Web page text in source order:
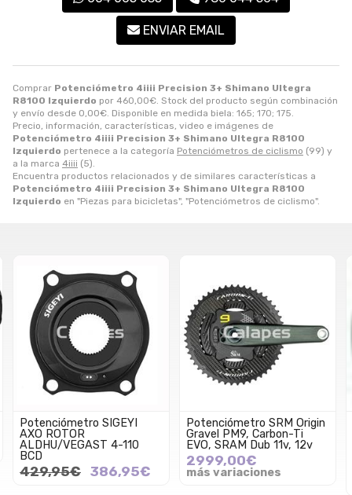
Comprar Potenciómetro 4iiii Precision 3+ Shimano Ultegra
R8100 Izquierdo por 460,00€. Stock del producto según combinación
y envío desde 0,00€. Disponible en medida biela: 165; 170; 175.
Precio, información, características, video e imágenes de
Potenciómetro 4iiii Precision 3+ Shimano Ultegra R8100
Izquierdo pertenece a la categoría Potenciómetros de ciclismo (99) y
a la marca 4iiii (5).
Encuentra productos relacionados y de similares características a
Potenciómetro 4iiii Precision 3+ Shimano Ultegra R8100
Izquierdo en "Piezas para bicicletas", "Potenciómetros de ciclismo".
ENVIAR EMAIL
Potenciómetro SIGEYI
AXO ROTOR
ALDHU/VEGAST 4-110
BCD
429,95€ 386,95€
Potenciómetro SRM Origin
Gravel PM9, Carbon-Ti
EVO, SRAM Dub 11v, 12v
2999,00€
más variaciones